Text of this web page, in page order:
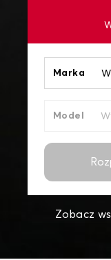
Marka
Model
Zobacz